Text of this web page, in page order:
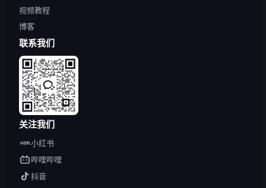
视频教程
博客
联系我们
关注我们
小红书
哔哩哔哩
抖音